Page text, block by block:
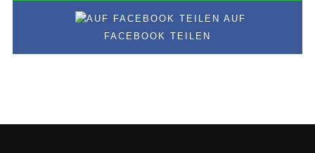
AUF
FACEBOOK TEILEN